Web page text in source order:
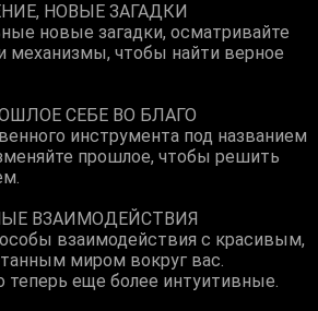
НОВЫЕ ЗАГАДКИ
новые загадки, осматривайте
механизмы, чтобы найти верное
СЕБЕ ВО БЛАГО
инструмента под названием
прошлое, чтобы решить
ВЗАИМОДЕЙСТВИЯ
взаимодействия с красивым,
миром вокруг вас.
еще более интуитивные.